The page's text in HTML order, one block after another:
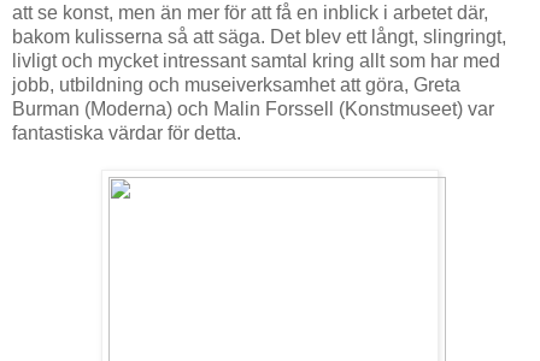
att se konst, men än mer för att få en inblick i arbetet där,
bakom kulisserna så att säga. Det blev ett långt, slingringt,
livligt och mycket intressant samtal kring allt som har med
jobb, utbildning och museiverksamhet att göra, Greta
Burman (Moderna) och Malin Forssell (Konstmuseet) var
fantastiska värdar för detta.